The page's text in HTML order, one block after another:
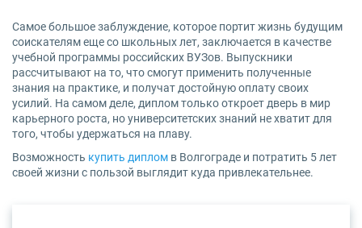
Самое большое заблуждение, которое портит жизнь будущим
соискателям еще со школьных лет, заключается в качестве
учебной программы российских ВУЗов. Выпускники
рассчитывают на то, что смогут применить полученные
знания на практике, и получат достойную оплату своих
усилий. На самом деле, диплом только откроет дверь в мир
карьерного роста, но университетских знаний не хватит для
того, чтобы удержаться на плаву.
Возможность купить диплом в Волгограде и потратить 5 лет
своей жизни с пользой выглядит куда привлекательнее.